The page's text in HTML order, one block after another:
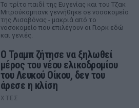
Το τρίτο παιδί της Ευγενίας και του Τζακ
Μπρούκσμπανκ γεννήθηκε σε νοσοκομείο
της Λισαβόνας - μακριά από το
νοσοκομείο που επιλέγουν οι Γιορκ εδώ
και γενιές.
Ο Τραμπ ζήτησε να ξηλωθεί
μέρος του νέου ελικοδρομίου
του Λευκού Οίκου, δεν του
άρεσε η κλίση
ΧΤΕΣ